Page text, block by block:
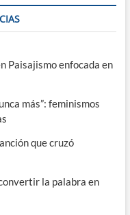
Paisajismo enfocada en
más”: feminismos
que cruzó
la palabra en